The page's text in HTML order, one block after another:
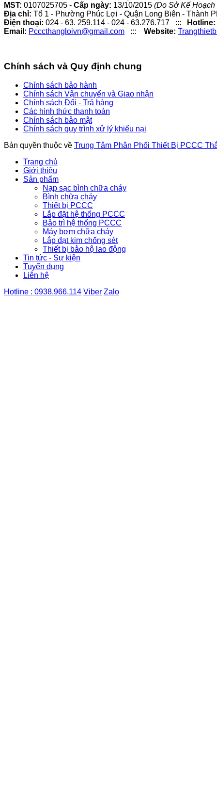
MST: 0107025705 - Cấp ngày: 13/10/2015 (Do Sở Kế
Địa chỉ: Tổ 1 - Phường Phúc Lợi - Quận Long Biên - Thành
Điện thoại: 024 - 63. 259.114 - 024 - 63.276.717 ::: Hotline:
Email: Pcccthangloivn@gmail.com ::: Website:
Chính sách và Quy định chung
Chính sách bảo hành
Chính sách Vận chuyển và Giao nhận
Chính sách Đổi - Trả hàng
Các hình thức thanh toán
Chính sách bảo mật
Chính sách quy trình xử lý khiếu nại
Bản quyền thuộc về Trung Tâm Phân Phối Thiết Bị PCCC
Trang chủ
Giới thiệu
Sản phẩm
Nạp sạc bình chữa cháy
Bình chữa cháy
Thiết bị PCCC
Lắp đặt hệ thống PCCC
Bảo trì hệ thống PCCC
Máy bơm chữa cháy
Lắp đạt kim chống sét
Thiết bị bảo hộ lao động
Tin tức - Sự kiện
Tuyển dụng
Liên hệ
Hotline : 0938.966.114 Viber Zalo